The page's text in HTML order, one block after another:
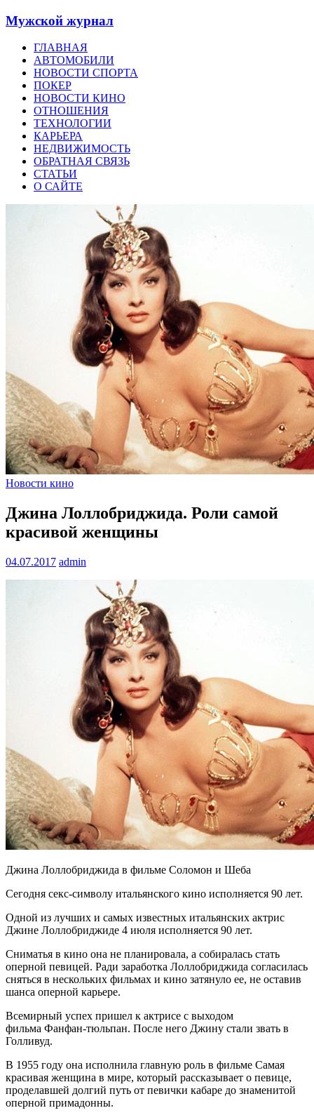
Мужской журнал
ГЛАВНАЯ
АВТОМОБИЛИ
НОВОСТИ СПОРТА
ПОКЕР
НОВОСТИ КИНО
ОТНОШЕНИЯ
ТЕХНОЛОГИИ
КАРЬЕРА
НЕДВИЖИМОСТЬ
ОБРАТНАЯ СВЯЗЬ
СТАТЬИ
О САЙТЕ
Новости кино
Джина Лоллобриджида. Роли самой
красивой женщины
04.07.2017 admin
Джина Лоллобриджида в фильме Соломон и Шеба
Сегодня секс-символу итальянского кино исполняется 90 лет.
Одной из лучших и самых известных итальянских актрис
Джине Лоллобриджиде 4 июля исполняется 90 лет.
Сниматья в кино она не планировала, а собиралась стать
оперной певицей. Ради заработка Лоллобриджида согласилась
сняться в нескольких фильмах и кино затянуло ее, не оставив
шанса оперной карьере.
Всемирный успех пришел к актрисе с выходом
фильма Фанфан-тюльпан. После него Джину стали звать в
Голливуд.
В 1955 году она исполнила главную роль в фильме Самая
красивая женщина в мире, который рассказывает о певице,
проделавшей долгий путь от певички кабаре до знаменитой
оперной примадонны.